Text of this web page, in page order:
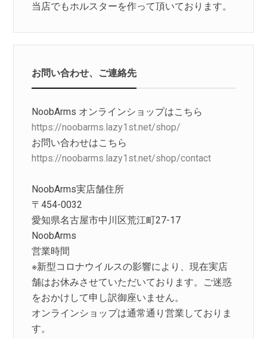
当店でもホルスターを作って頂いております。
お問い合わせ、ご連絡先
NoobArms オンラインショップはこちら
https://noobarms.lazy1st.net/shop/
お問い合わせはこちら
https://noobarms.lazy1st.net/shop/contact
NoobArms実店舗住所
〒454-0032
愛知県名古屋市中川区荒江町27-17
NoobArms
営業時間
※新型コロナウイルスの影響により、現在実店
舗はお休みさせていただいております。ご迷惑
をおかけして申し訳御座いません。
オンラインショップは通常通り営業しておりま
す。